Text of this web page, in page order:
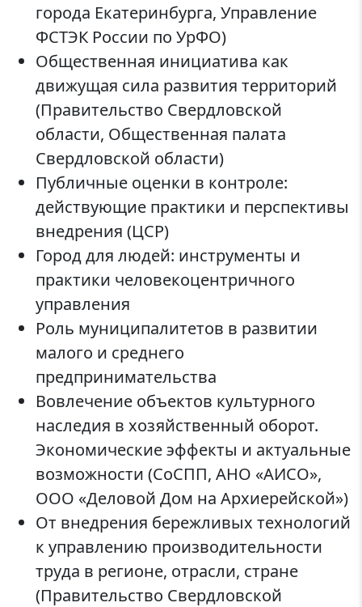
города Екатеринбурга, Управление
ФСТЭК России по УрФО)
Общественная инициатива как
движущая сила развития территорий
(Правительство Свердловской
области, Общественная палата
Свердловской области)
Публичные оценки в контроле:
действующие практики и перспективы
внедрения (ЦСР)
Город для людей: инструменты и
практики человекоцентричного
управления
Роль муниципалитетов в развитии
малого и среднего
предпринимательства
Вовлечение объектов культурного
наследия в хозяйственный оборот.
Экономические эффекты и актуальные
возможности (СоСПП, АНО «АИСО»,
ООО «Деловой Дом на Архиерейской»)
От внедрения бережливых технологий
к управлению производительности
труда в регионе, отрасли, стране
(Правительство Свердловской